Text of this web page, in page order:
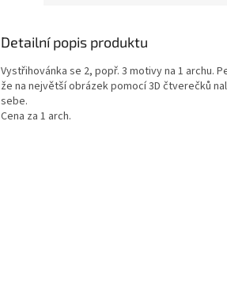
Detailní popis produktu
Vystřihovánka se 2, popř. 3 motivy na 1
že na největší obrázek pomocí 3D čtverečků
sebe.
Cena za 1 arch.